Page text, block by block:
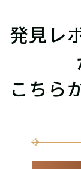
発見レ
こちら